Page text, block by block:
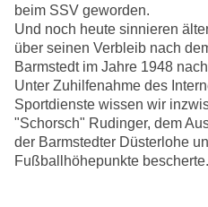
beim SSV geworden.
Und noch heute sinnieren
über seinen Verbleib nach
Barmstedt im Jahre 1948
Unter Zuhilfenahme des
Sportdienste wissen wir
"Schorsch" Rudinger, dem
der Barmstedter Düsterlohe
Fußballhöhepunkte bescherte.